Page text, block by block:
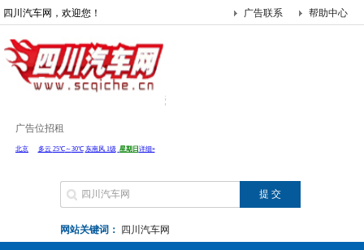
四川汽车网，欢迎您！ 帮助中心
广告联系
广告位招租
网站关键词： 四川汽车网